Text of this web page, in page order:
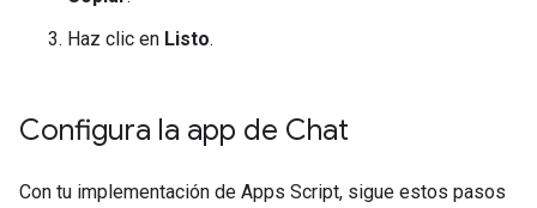
Haz clic en Listo.
Configura la app de Chat
Con tu implementación de Apps Script, sigue estos pasos